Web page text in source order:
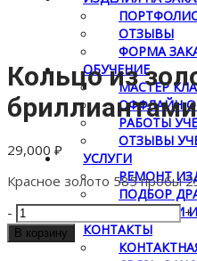
ОТЗЫВЫ
ФОРМА
ОБУЧЕНИЕ
МАСТЕР
ОФФЛАЙН
РАБОТЫ
ОТЗЫВЫ
УСЛУГИ
РЕМОНТ
ПОДБОР
СТАТЬИ
КОНТАКТЫ
Кольцо из
бриллиантами
29,000 ₽
Красное золото 585 пробы
- Количество
товара
Кольцо
+
В корзину